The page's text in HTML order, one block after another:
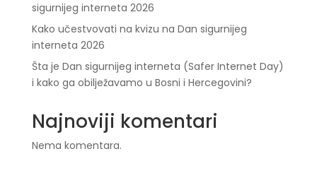
sigurnijeg interneta 2026
Kako učestvovati na kvizu na Dan sigurnijeg
interneta 2026
Šta je Dan sigurnijeg interneta (Safer Internet Day)
i kako ga obilježavamo u Bosni i Hercegovini?
Najnoviji komentari
Nema komentara.